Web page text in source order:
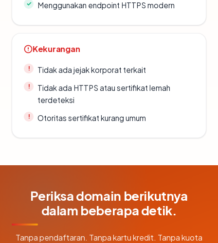
Menggunakan endpoint HTTPS modern
Kekurangan
Tidak ada jejak korporat terkait
Tidak ada HTTPS atau sertifikat lemah
terdeteksi
Otoritas sertifikat kurang umum
Periksa domain berikutnya
dalam beberapa detik.
Tanpa pendaftaran. Tanpa kartu kredit. Tanpa kuota